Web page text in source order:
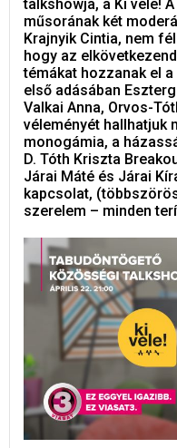
talkshowja, a Ki vele!
műsorának két
Krajnyik Cintia, nem
hogy az
témákat hozzanak el
első adásában
Valkai Anna, Orvos-
véleményét hallhatjuk
monogámia, a
D. Tóth Kriszta
Járai Máté és Járai
kapcsolat,
szerelem – minden